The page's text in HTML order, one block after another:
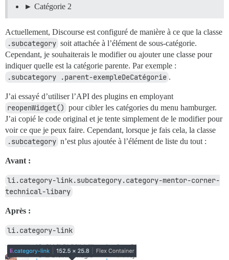
Catégorie 2
Actuellement, Discourse est configuré de manière à ce que la classe
.subcategory soit attachée à l’élément de sous-catégorie.
Cependant, je souhaiterais le modifier ou ajouter une classe pour
indiquer quelle est la catégorie parente. Par exemple :
.subcategory .parent-exempleDeCatégorie .
J’ai essayé d’utiliser l’API des plugins en employant
reopenWidget() pour cibler les catégories du menu hamburger.
J’ai copié le code original et je tente simplement de le modifier pour
voir ce que je peux faire. Cependant, lorsque je fais cela, la classe
.subcategory n’est plus ajoutée à l’élément de liste du tout :
Avant :
li.category-link.subcategory.category-mentor-corner-
technical-libary
Après :
li.category-link